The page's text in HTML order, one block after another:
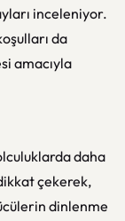
inceleniyor.
da
amacıyla
daha
çekerek,
dinlenme